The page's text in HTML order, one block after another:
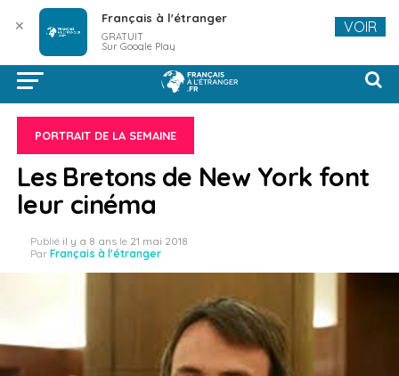
PORTRAIT DE LA SEMAINE
Les Bretons de New York font
leur cinéma
Publié il y a 8 ans le 21 mai 2018
Par Français à l'étranger
✕ Français à l'étranger
GRATUIT
Sur Google Play
VOIR